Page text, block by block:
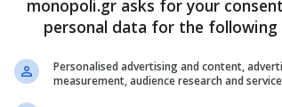
δύσκολα χρόνια των Ακρίτας. Τις
Γ. Πανουσόπουλου, της «Φόνισσας»
μου δίσκους”.
monopoli.gr asks for your
personal data for the following
Personalised advertising and content,
measurement, audience research and